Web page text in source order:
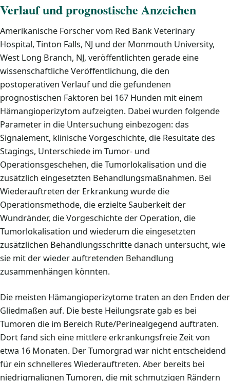
Verlauf und prognostische Anzeichen
Amerikanische Forscher vom Red Bank Veterinary
Hospital, Tinton Falls, NJ und der Monmouth University,
West Long Branch, NJ, veröffentlichten gerade eine
wissenschaftliche Veröffentlichung, die den
postoperativen Verlauf und die gefundenen
prognostischen Faktoren bei 167 Hunden mit einem
Hämangioperizytom aufzeigten. Dabei wurden folgende
Parameter in die Untersuchung einbezogen: das
Signalement, klinische Vorgeschichte, die Resultate des
Stagings, Unterschiede im Tumor- und
Operationsgeschehen, die Tumorlokalisation und die
zusätzlich eingesetzten Behandlungsmaßnahmen. Bei
Wiederauftreten der Erkrankung wurde die
Operationsmethode, die erzielte Sauberkeit der
Wundränder, die Vorgeschichte der Operation, die
Tumorlokalisation und wiederum die eingesetzten
zusätzlichen Behandlungsschritte danach untersucht, wie
sie mit der wieder auftretenden Behandlung
zusammenhängen könnten.
Die meisten Hämangioperizytome traten an den Enden der
Gliedmaßen auf. Die beste Heilungsrate gab es bei
Tumoren die im Bereich Rute/Perinealgegend auftraten.
Dort fand sich eine mittlere erkrankungsfreie Zeit von
etwa 16 Monaten. Der Tumorgrad war nicht entscheidend
für ein schnelleres Wiederauftreten. Aber bereits bei
niedrigmalignen Tumoren, die mit schmutzigen Rändern